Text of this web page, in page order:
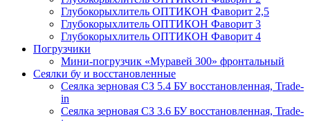
Глубокорыхлитель ОПТИКОН Фаворит 2,5
Глубокорыхлитель ОПТИКОН Фаворит 3
Глубокорыхлитель ОПТИКОН Фаворит 4
Погрузчики
Мини-погрузчик «Муравей 300» фронтальный
Сеялки бу и восстановленные
Сеялка зерновая СЗ 5.4 БУ восстановленная, Trade-
in
Сеялка зерновая СЗ 3.6 БУ восстановленная, Trade-